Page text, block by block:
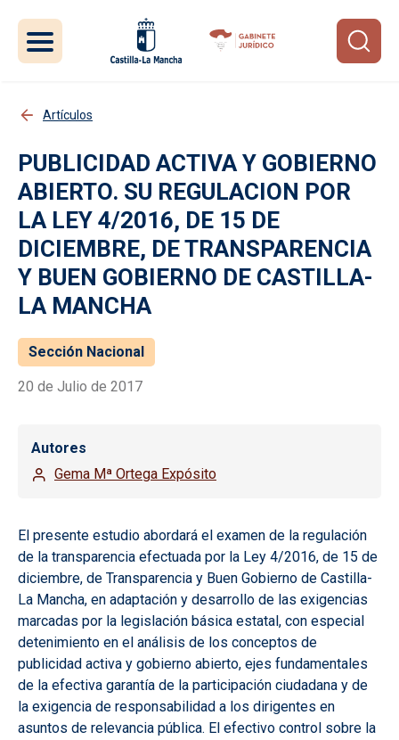
Artículos
PUBLICIDAD ACTIVA Y GOBIERNO
ABIERTO. SU REGULACION POR
LA LEY 4/2016, DE 15 DE
DICIEMBRE, DE TRANSPARENCIA
Y BUEN GOBIERNO DE CASTILLA-
LA MANCHA
Sección Nacional
20 de Julio de 2017
Autores
Gema Mª Ortega Expósito
El presente estudio abordará el examen de la regulación
de la transparencia efectuada por la Ley 4/2016, de 15 de
diciembre, de Transparencia y Buen Gobierno de Castilla-
La Mancha, en adaptación y desarrollo de las exigencias
marcadas por la legislación básica estatal, con especial
detenimiento en el análisis de los conceptos de
publicidad activa y gobierno abierto, ejes fundamentales
de la efectiva garantía de la participación ciudadana y de
la exigencia de responsabilidad a los dirigentes en
asuntos de relevancia pública. El efectivo control sobre la